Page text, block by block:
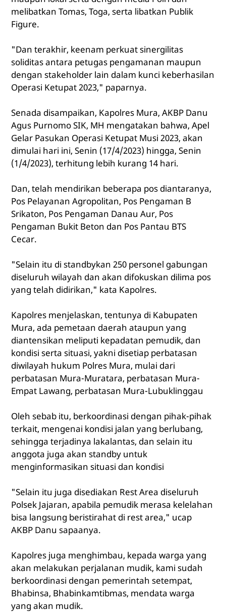
melibatkan Tomas, Toga, serta libatkan Publik
Figure.
"Dan terakhir, keenam perkuat sinergilitas
soliditas antara petugas pengamanan maupun
dengan stakeholder lain dalam kunci keberhasilan
Operasi Ketupat 2023," paparnya.
Senada disampaikan, Kapolres Mura, AKBP Danu
Agus Purnomo SIK, MH mengatakan bahwa, Apel
Gelar Pasukan Operasi Ketupat Musi 2023, akan
dimulai hari ini, Senin (17/4/2023) hingga, Senin
(1/4/2023), terhitung lebih kurang 14 hari.
Dan, telah mendirikan beberapa pos diantaranya,
Pos Pelayanan Agropolitan, Pos Pengaman B
Srikaton, Pos Pengaman Danau Aur, Pos
Pengaman Bukit Beton dan Pos Pantau BTS
Cecar.
"Selain itu di standbykan 250 personel gabungan
diseluruh wilayah dan akan difokuskan dilima pos
yang telah didirikan," kata Kapolres.
Kapolres menjelaskan, tentunya di Kabupaten
Mura, ada pemetaan daerah ataupun yang
diantensikan meliputi kepadatan pemudik, dan
kondisi serta situasi, yakni disetiap perbatasan
diwilayah hukum Polres Mura, mulai dari
perbatasan Mura-Muratara, perbatasan Mura-
Empat Lawang, perbatasan Mura-Lubuklinggau
Oleh sebab itu, berkoordinasi dengan pihak-pihak
terkait, mengenai kondisi jalan yang berlubang,
sehingga terjadinya lakalantas, dan selain itu
anggota juga akan standby untuk
menginformasikan situasi dan kondisi
"Selain itu juga disediakan Rest Area diseluruh
Polsek Jajaran, apabila pemudik merasa kelelahan
bisa langsung beristirahat di rest area," ucap
AKBP Danu sapaanya.
Kapolres juga menghimbau, kepada warga yang
akan melakukan perjalanan mudik, kami sudah
berkoordinasi dengan pemerintah setempat,
Bhabinsa, Bhabinkamtibmas, mendata warga
yang akan mudik.